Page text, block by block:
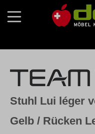
Zum Hauptinhalt
Stuhl Lui léger
Gelb / Rücken